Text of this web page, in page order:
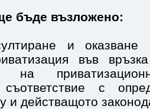
бъде възложено:
и
във
на
с
и действащото